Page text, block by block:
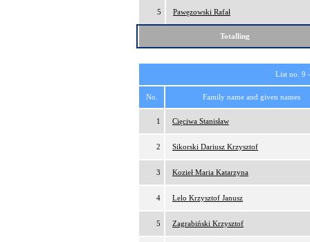
5 Pawęzowski Rafał
Totalling
List no. 9
No. Family name and given names
1 Cięciwa Stanisław
2 Sikorski Dariusz Krzysztof
3 Kozieł Maria Katarzyna
4 Lelo Krzysztof Janusz
5 Zagrabiński Krzysztof